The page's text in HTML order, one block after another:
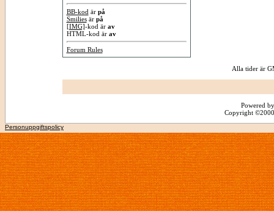
BB-kod är på
Smiliesär på
[IMG]-kod är av
HTML-kod är av
Forum Rules
Alla tider är
Powered
Copyright
Personuppgiftspolicy